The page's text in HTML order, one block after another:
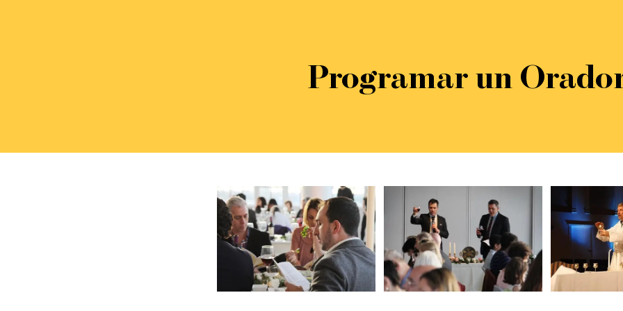
Programar un